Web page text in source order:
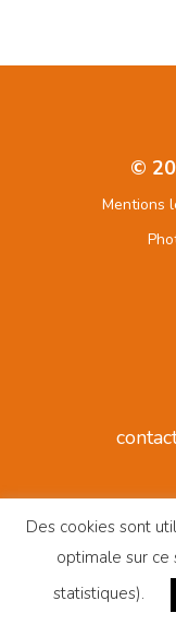
©
Mentions
Des cookies sont
optimale sur
statistiques).